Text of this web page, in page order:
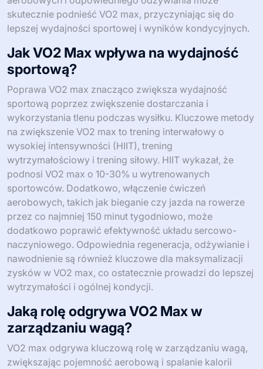
skutecznie podnieść VO2 max, przyczyniając się do
lepszej wydajności sportowej i wyników kondycyjnych.
Jak VO2 Max wpływa na wydajność
sportową?
Poprawa VO2 max znacząco zwiększa wydajność
sportową poprzez zwiększenie dostarczania i
wykorzystania tlenu podczas wysiłku. Kluczowe metody
na zwiększenie VO2 max to trening interwałowy o
wysokiej intensywności (HIIT), trening
wytrzymałościowy i trening siłowy. HIIT wykazał, że
podnosi VO2 max o 10-30% u wytrenowanych
sportowców. Dodatkowo, włączenie ćwiczeń
aerobowych, takich jak bieganie czy jazda na rowerze
przez co najmniej 150 minut tygodniowo, może
dodatkowo poprawić efektywność układu sercowo-
naczyniowego. Odpowiednia regeneracja, odżywianie i
nawodnienie są również kluczowe dla maksymalizacji
zysków w VO2 max, co ostatecznie prowadzi do lepszej
wytrzymałości i ogólnej kondycji.
Jaką rolę odgrywa VO2 Max w
zarządzaniu wagą?
VO2 max odgrywa kluczową rolę w zarządzaniu wagą,
zwiększając pojemność aerobową i spalanie kalorii